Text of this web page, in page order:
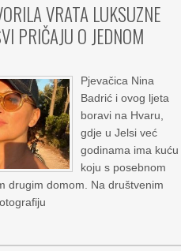
VRATA LUKSUZNE
PRIČAJU O JEDNOM
Pjevačica Nina
Badrić i ovog ljeta
boravi na Hvaru,
gdje u Jelsi već
godinama ima kuću
koju s posebnom
drugim domom. Na društvenim